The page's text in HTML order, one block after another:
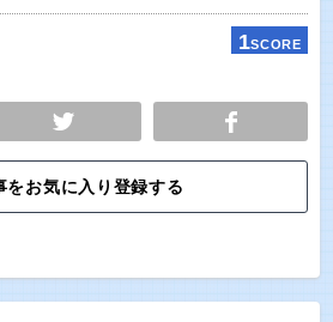
1SCORE
をお気に入り登録する